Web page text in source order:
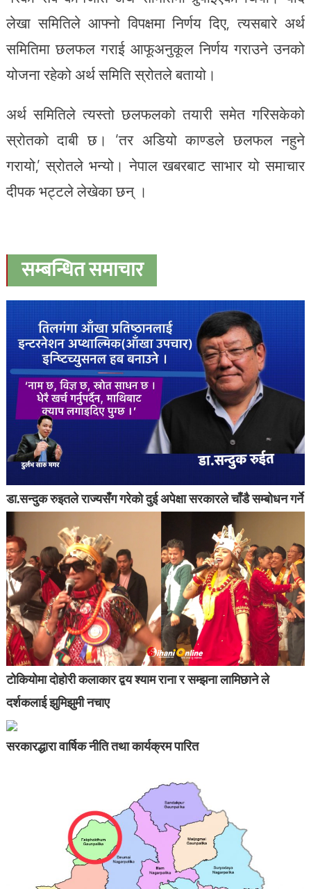
लेखा समितिले आफ्नो विपक्षमा निर्णय दिए, त्यसबारे अर्थ
समितिमा छलफल गराई आफूअनुकूल निर्णय गराउने उनको
योजना रहेको अर्थ समिति स्रोतले बतायो।
अर्थ समितिले त्यस्तो छलफलको तयारी समेत गरिसकेको
स्रोतको दाबी छ। ‘तर अडियो काण्डले छलफल नहुने
गरायो,’ स्रोतले भन्यो। नेपाल खबरबाट साभार यो समाचार
दीपक भट्टले लेखेका छन् ।
सम्बन्धित समाचार
डा.सन्दुक रुइतले राज्यसँग गरेको दुई अपेक्षा सरकारले चाँडै सम्बोधन गर्ने
टोकियोमा दोहोरी कलाकार द्वय श्याम राना र सम्झना लामिछाने ले
दर्शकलाई झुमिझुमी नचाए
सरकारद्धारा वार्षिक नीति तथा कार्यक्रम पारित